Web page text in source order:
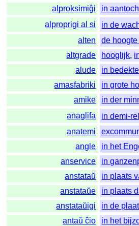
alproksimiĝi
in
alproprigi al si
in de
alten
de hoogte
altgrade
hooglijk,
alude
in
amasfabriki
in grote
amike
in der
anaglifa
in demi-
anatemi
angle
in het
anservice
in
anstataŭ
in plaats
anstataŭe
in plaats
anstataŭigi
in de
antaŭ ĉio
in het